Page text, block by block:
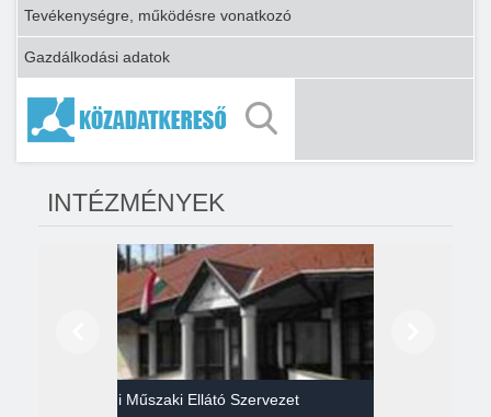
Tevékenységre, működésre vonatkozó
Gazdálkodási adatok
INTÉZMÉNYEK
Gazdasági Műszaki Ellátó Szervezet